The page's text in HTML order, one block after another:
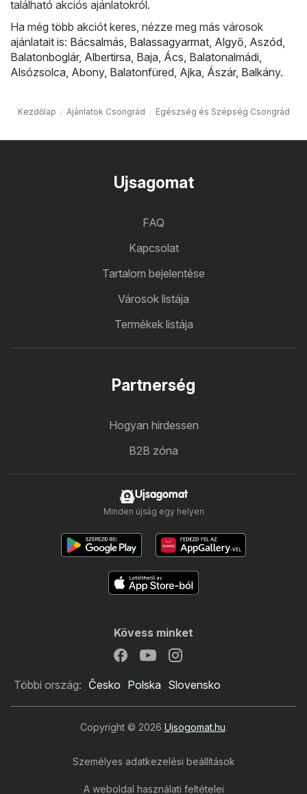
található akciós ajánlatokról.
Ha még több akciót keres, nézze meg más városok
ajánlatait is: Bácsalmás, Balassagyarmat, Algyő, Aszód,
Balatonboglár, Albertirsa, Baja, Ács, Balatonalmádi,
Alsózsolca, Abony, Balatonfüred, Ajka, Ászár, Balkány.
Kezdőlap Ajánlatok Csongrád Egészség és Szépség Csongrád
Ujsagomat
FAQ
Kapcsolat
Tartalom bejelentése
Városok listája
Termékek listája
Partnerség
Hogyan hirdessen
B2B zóna
Ujsagomat
Minden újság egy helyen
Kövess minket
Többi ország: Česko Polska Slovensko
Copyright © 2026 Ujsogomat.hu.
Személyes adatkezelési beállítások
A weboldal használati feltételei